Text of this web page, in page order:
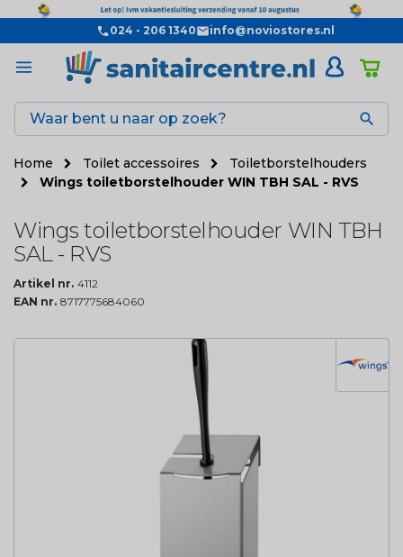
024 - 206 1340 info@noviostores.nl

Home Toilet accessoires
Toiletborstelhouders
Wings toiletborstelhouder WIN TBH SAL - RVS
Wings toiletborstelhouder WIN TBH
SAL - RVS
Artikel nr. 4112
EAN nr. 8717775684060